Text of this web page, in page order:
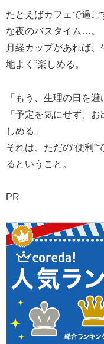
たとえばカフェで過
な夜のバスタイム…。
月経カップがあれば
地よく”楽しめる。
「もう、生理の日を避
「予定を気にせず、
しめる」
それは、ただの“便利”
るということ。
PR